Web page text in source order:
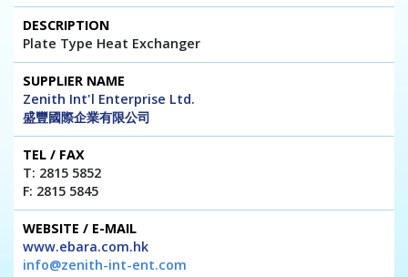
Plate Type Heat Exchanger
Zenith Int'l Enterprise Ltd.
盛豐國際企業有限公司
T: 2815 5852
F: 2815 5845
www.ebara.com.hk
info@zenith-int-ent.com